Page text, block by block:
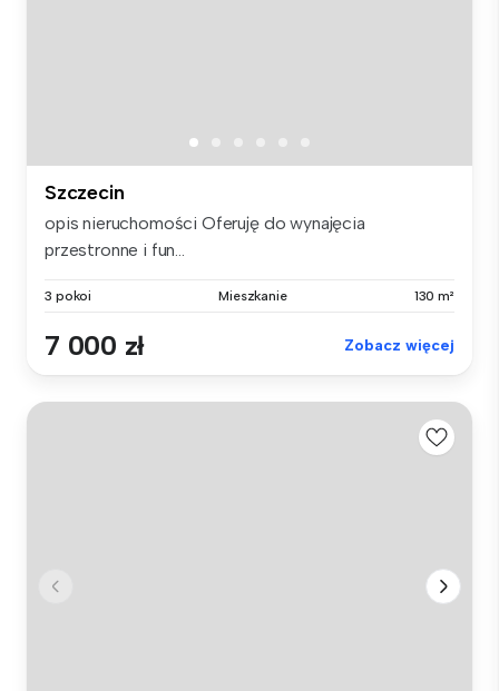
Szczecin
opis nieruchomości Oferuję do wynajęcia
przestronne i fun...
3 pokoi Mieszkanie 130 m²
7 000 zł Zobacz więcej